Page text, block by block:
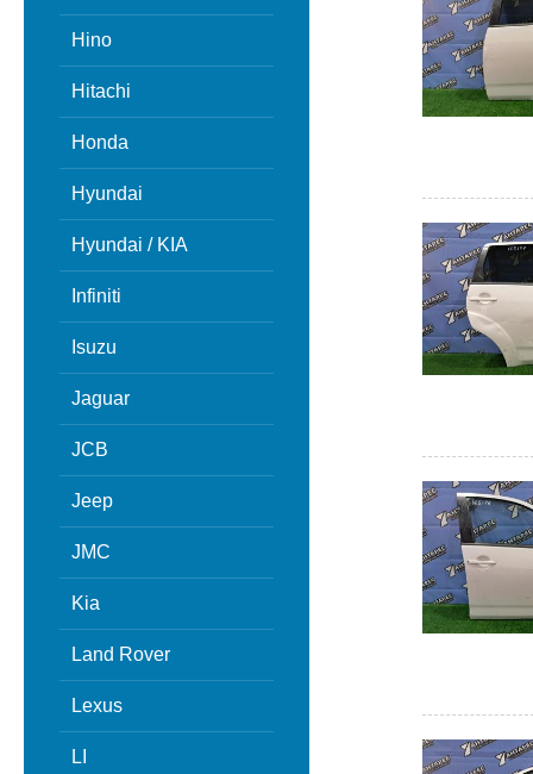
Hino
Hitachi
Honda
Hyundai
Hyundai / KIA
Infiniti
Isuzu
Jaguar
JCB
Jeep
JMC
Kia
Land Rover
Lexus
LI